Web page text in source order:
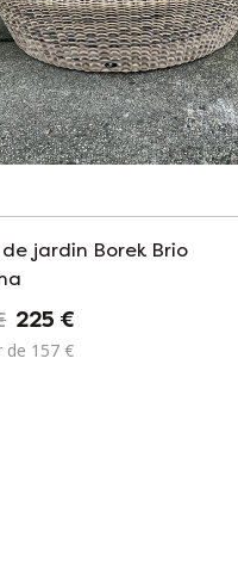
jardin Borek Brio
225 €
de 157 €